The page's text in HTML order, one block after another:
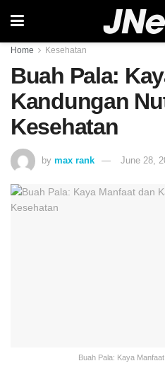
Home Kesehatan
Buah Pala:
Kandungan
Kesehatan
by max rank June 28,
Buah Pala: Kaya